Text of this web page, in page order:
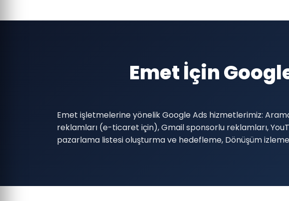
Emet İçin
Emet işletmelerine yönelik Google Ads hizmetlerimiz:
reklamları (e-ticaret için), Gmail sponsorlu reklamları,
pazarlama listesi oluşturma ve hedefleme, Dönüşüm